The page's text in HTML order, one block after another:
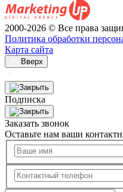
2000-2026 © Все права
Политика обработки
Карта сайта
Вверх
Подписка
Заказать звонок
Оставьте нам ваши